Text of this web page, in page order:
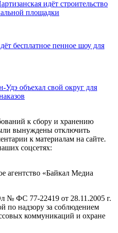
идёт строительство
площадки
бесплатное пенное шоу для
Удэ объехал свой округ для
к сбору и хранению
вынуждены отключить
к материалам на сайте.
соцсетях:
агентство «Байкал Медиа
№ ФС 77-22419 от 28.11.2005 г.
по надзору за соблюдением
коммуникаций и охране